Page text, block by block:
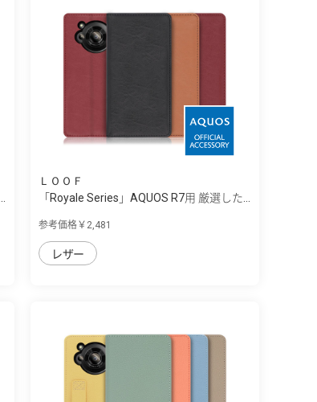
ＬＯＯＦ
「Royale Series」AQUOS R7用 厳選した...
参考価格￥2,481
レザー